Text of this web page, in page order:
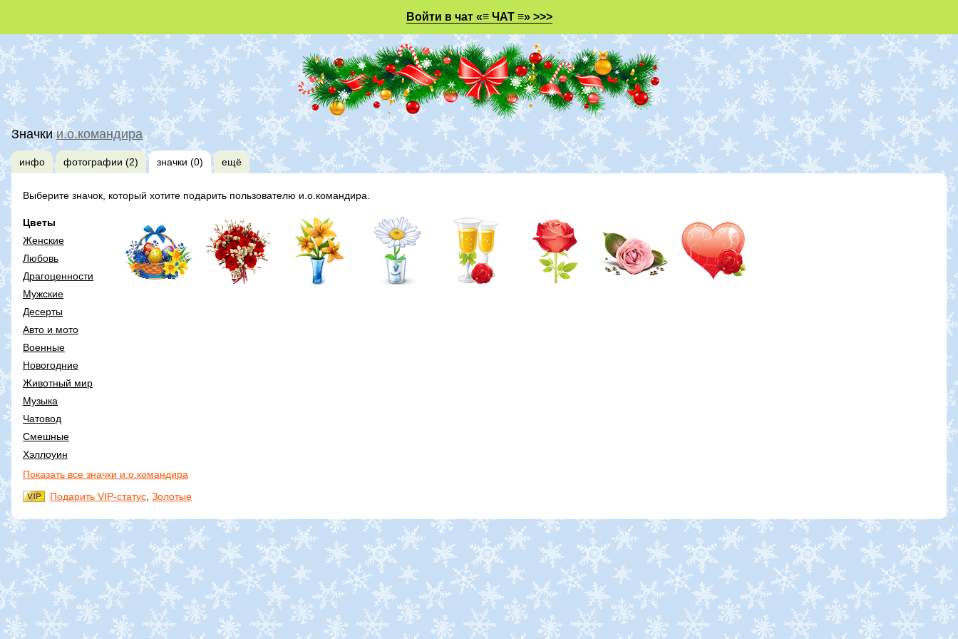
Войти в чат «≡ ЧАТ ≡» >>>
Значкии.о.командира
инфо фотографии (2) значки (0) ещё
Выберите значок, который хотите подарить пользователю и.о.командира.
Цветы
Женские
Любовь
Драгоценности
Мужские
Десерты
Авто и мото
Военные
Новогодние
Животный мир
Музыка
Чатовод
Смешные
Хэллоуин
Показать все значки и.о.командира
Подарить VIP-статус Золотые